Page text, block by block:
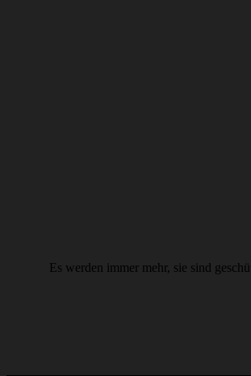
Es werden immer mehr, sie sind